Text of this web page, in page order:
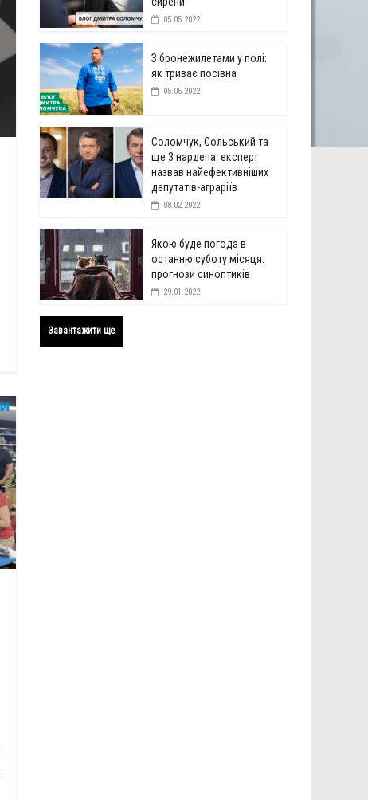
05.05.2022
З бронежилетами у полі:
як триває посівна
05.05.2022
Соломчук, Сольський та
ще 3 нардепа: експерт
назвав найефективніших
депутатів-аграріїв
08.02.2022
Якою буде погода в
останню суботу місяця:
прогнози синоптиків
29.01.2022
Завантажити ще